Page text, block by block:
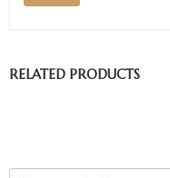
RELATED PRODUCTS